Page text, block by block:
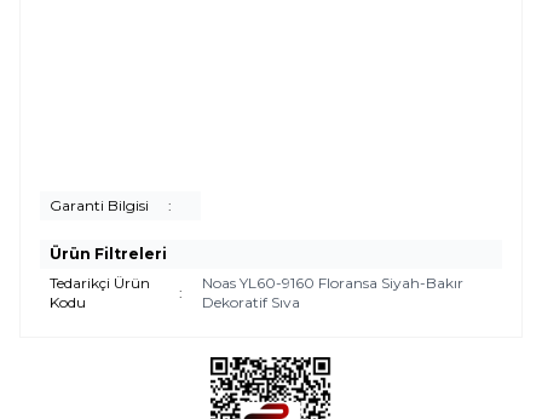
Garanti Bilgisi :
Ürün Filtreleri
Tedarikçi Ürün
Kodu
:
Noas YL60-9160 Floransa Siyah-Bakır
Dekoratif Sıva